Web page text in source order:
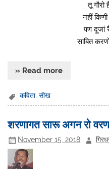
तू गौरो
नहीं किणी
पण दूजां
साबित
» Read more
कविता,सीख
शरणागत सारू अगन रो
November 15, 2018